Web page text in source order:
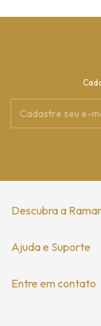
Descubra a
Ajuda e Suporte
Entre em contato